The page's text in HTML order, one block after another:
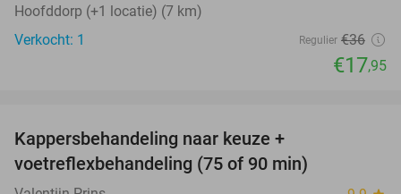
Hoofddorp (+1 locatie) (7 km)
Verkocht: 1
Regulier €36
€17,95
NEW
TODAY
Kappersbehandeling naar keuze +
voetreflexbehandeling (75 of 90 min)